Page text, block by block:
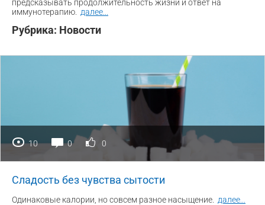
предсказывать продолжительность жизни и ответ на
иммунотерапию.
далее
Рубрика: Новости
10 0 0
Сладость без чувства сытости
Одинаковые калории, но совсем разное насыщение. далее